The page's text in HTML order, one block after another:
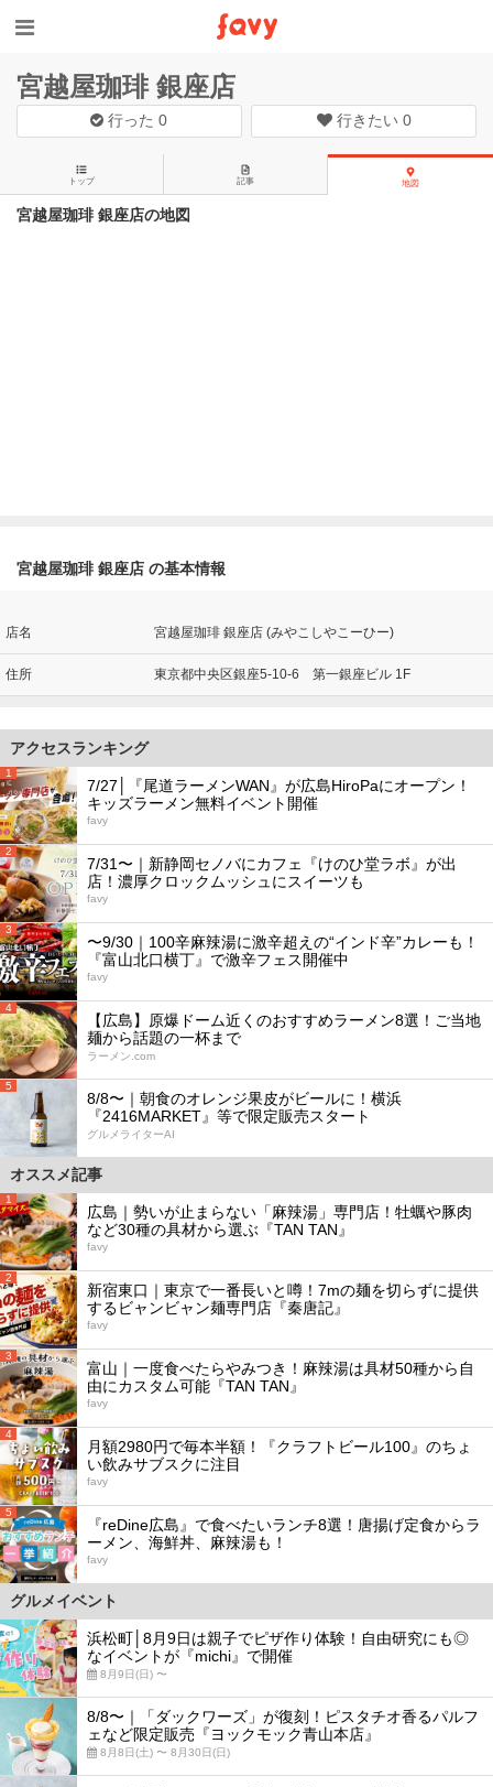
宮越屋珈琲 銀座店
行った0 行きたい 0
トップ 記事 地図
宮越屋珈琲 銀座店の地図
宮越屋珈琲 銀座店 の基本情報
店名 宮越屋珈琲 銀座店 (みやこしやこーひー)
住所 東京都中央区銀座5-10-6 第一銀座ビル 1F
アクセスランキング
1
7/27│『尾道ラーメンWAN』が広島HiroPaにオープン！
キッズラーメン無料イベント開催
favy
2
7/31〜｜新静岡セノバにカフェ『けのひ堂ラボ』が出
店！濃厚クロックムッシュにスイーツも
favy
3
〜9/30｜100辛麻辣湯に激辛超えの“インド辛”カレーも！
『富山北口横丁』で激辛フェス開催中
favy
4
【広島】原爆ドーム近くのおすすめラーメン8選！ご当地
麺から話題の一杯まで
ラーメン.com
5
8/8〜｜朝食のオレンジ果皮がビールに！横浜
『2416MARKET』等で限定販売スタート
グルメライターAI
オススメ記事
1
広島｜勢いが止まらない「麻辣湯」専門店！牡蠣や豚肉
など30種の具材から選ぶ『TAN TAN』
favy
2
新宿東口｜東京で一番長いと噂！7mの麺を切らずに提供
するビャンビャン麺専門店『秦唐記』
favy
3
富山｜一度食べたらやみつき！麻辣湯は具材50種から自
由にカスタム可能『TAN TAN』
favy
4
月額2980円で毎本半額！『クラフトビール100』のちょ
い飲みサブスクに注目
favy
5
『reDine広島』で食べたいランチ8選！唐揚げ定食からラ
ーメン、海鮮丼、麻辣湯も！
favy
グルメイベント
浜松町│8月9日は親子でピザ作り体験！自由研究にも◎
なイベントが『michi』で開催
8月9日(日) 〜
8/8〜｜「ダックワーズ」が復刻！ピスタチオ香るパルフ
ェなど限定販売『ヨックモック青山本店』
8月8日(土) 〜 8月30日(日)